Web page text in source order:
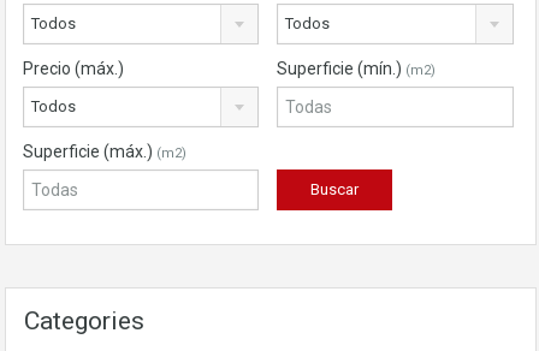
Todos Todos
Precio (máx.)
Todos
Superficie (mín.) (m2)
Superficie (máx.) (m2)
Categories